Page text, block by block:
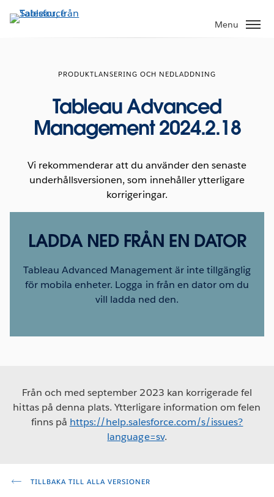
vidare
Menu
PRODUKTLANSERING OCH NEDLADDNING
Tableau Advanced
Management 2024.2.18
Vi rekommenderar att du använder den senaste
underhållsversionen, som innehåller ytterligare
korrigeringar.
LADDA NED FRÅN EN DATOR
Tableau Advanced Management är inte tillgänglig
för mobila enheter. Logga in från en dator om du
vill ladda ned den.
Från och med september 2023 kan korrigerade fel
hittas på denna plats. Ytterligare information om felen
finns på https://help.salesforce.com/s/issues?
language=sv.
TILLBAKA TILL ALLA VERSIONER